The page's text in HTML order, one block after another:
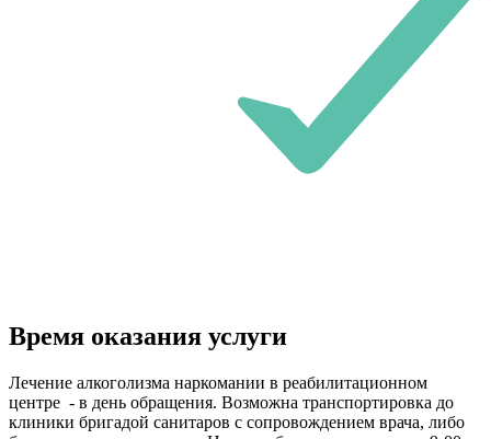
Время оказания услуги
Лечение алкоголизма наркомании в реабилитационном
центре - в день обращения. Возможна транспортировка до
клиники бригадой санитаров с сопровождением врача, либо